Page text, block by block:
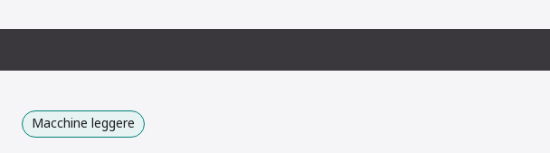
Macchine leggere